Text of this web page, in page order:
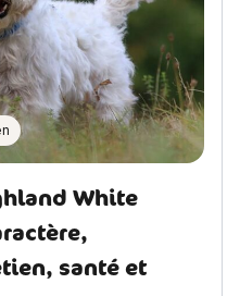
White
santé et